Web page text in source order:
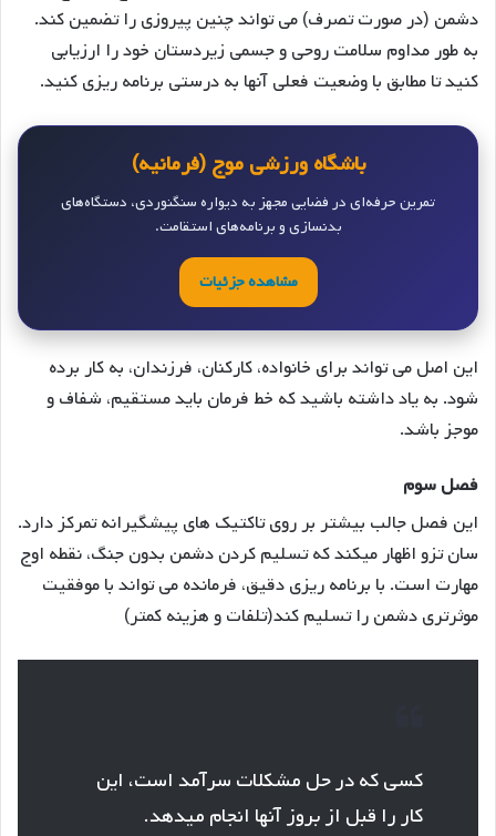
دشمن (در صورت تصرف) می تواند چنین پیروزی را تضمین کند.
به طور مداوم سلامت روحی و جسمی زیردستان خود را ارزیابی
کنید تا مطابق با وضعیت فعلی آنها به درستی برنامه ریزی کنید.
باشگاه ورزشی موج (فرمانیه)
تمرین حرفه‌ای در فضایی مجهز به دیواره سنگنوردی، دستگاه‌های
بدنسازی و برنامه‌های استقامت.
مشاهده جزئیات
این اصل می تواند برای خانواده، کارکنان، فرزندان، به کار برده
شود. به یاد داشته باشید که خط فرمان باید مستقیم، شفاف و
موجز باشد.
فصل سوم
این فصل جالب بیشتر بر روی تاکتیک های پیشگیرانه تمرکز دارد.
سان تزو اظهار میکند که تسلیم کردن دشمن بدون جنگ، نقطه اوج
مهارت است. با برنامه ریزی دقیق، فرمانده می تواند با موفقیت
موثرتری دشمن را تسلیم کند(تلفات و هزینه کمتر)
کسی که در حل مشکلات سرآمد است، این
کار را قبل از بروز آنها انجام میدهد.